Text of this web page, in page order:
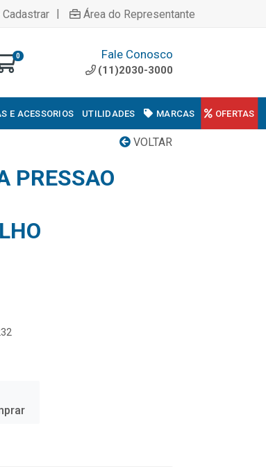
| Área do Representante
0 Fale Conosco
(11)2030-3000
E ACESSORIOS UTILIDADES MARCAS OFERTAS
VOLTAR
PRESSAO